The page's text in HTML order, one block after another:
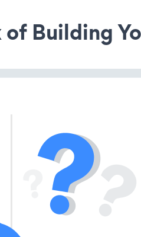
Building